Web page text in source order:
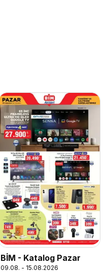
BİM - Katalog Pazar
09.08. - 15.08.2026